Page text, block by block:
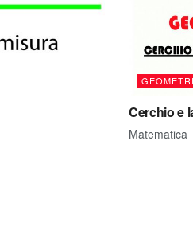
Cerchio e
Matematica